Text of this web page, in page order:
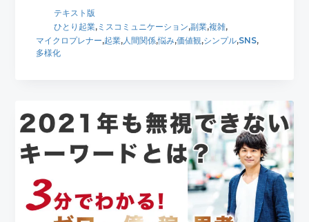
テキスト版
ひとり起業, ミスコミュニケーション,副業,複雑,
マイクロプレナー,起業,人間関係,悩み,価値観,シンプル,SNS,
多様化